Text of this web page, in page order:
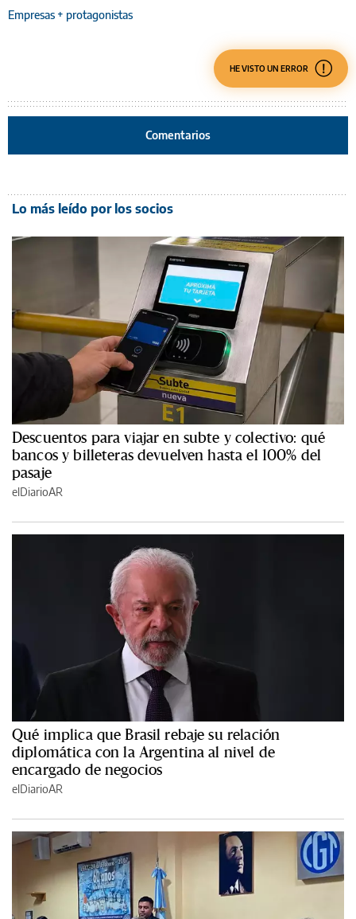
Empresas + protagonistas
HE VISTO UN ERROR
Comentarios
Lo más leído por los socios
Descuentos para viajar en subte y colectivo: qué
bancos y billeteras devuelven hasta el 100% del
pasaje
elDiarioAR
Qué implica que Brasil rebaje su relación
diplomática con la Argentina al nivel de
encargado de negocios
elDiarioAR